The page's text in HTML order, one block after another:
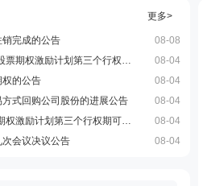
更多>
完成的公告
08-08
汇顶科技:关于2023年第一期股票期权激励计划第三个行权期采用自主行权的提示性公告
08-04
权的公告
08-04
式回购公司股份的进展公告
08-04
汇顶科技:2023年第一期股票期权激励计划第三个行权期可行权激励对象名单
08-04
会议决议公告
08-04